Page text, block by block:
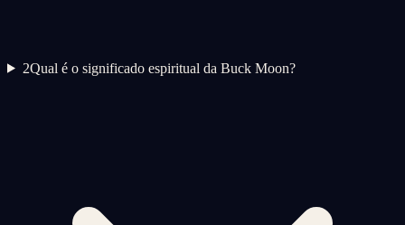
2Qual é o significado espiritual da Buck Moon?